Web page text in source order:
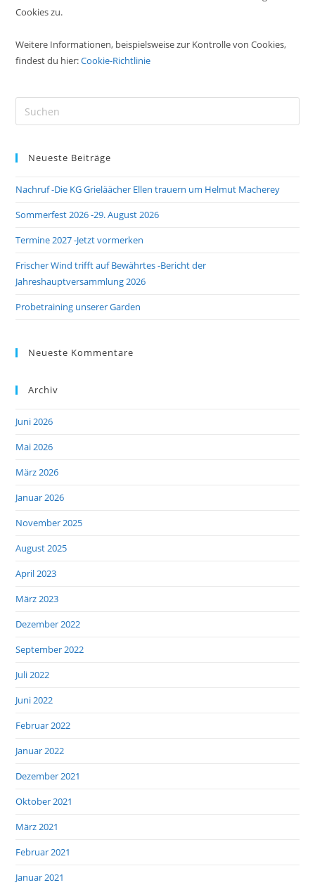
Cookies zu.
Weitere Informationen, beispielsweise zur Kontrolle von Cookies,
findest du hier:Cookie-Richtlinie
Neueste Beiträge
Nachruf -Die KG Grieläächer Ellen trauern um Helmut Macherey
Sommerfest 2026 -29. August 2026
Termine 2027 -Jetzt vormerken
Frischer Wind trifft auf Bewährtes -Bericht der
Jahreshauptversammlung 2026
Probetraining unserer Garden
Neueste Kommentare
Archiv
Juni 2026
Mai 2026
März 2026
Januar 2026
November 2025
August 2025
April 2023
März 2023
Dezember 2022
September 2022
Juli 2022
Juni 2022
Februar 2022
Januar 2022
Dezember 2021
Oktober 2021
März 2021
Februar 2021
Januar 2021